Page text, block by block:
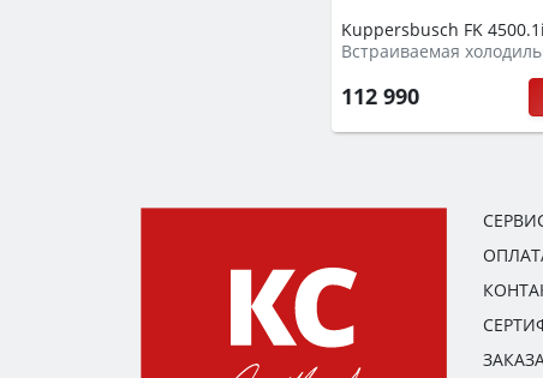
Kuppersbusch FK 4500.1i
Встраиваемая
112 990